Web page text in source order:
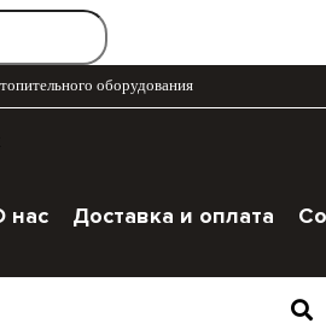
оборудования
нас Доставка и оплата